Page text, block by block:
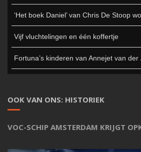
‘Het boek Daniel’ van Chris De Stoop
Vijf vluchtelingen en één koffertje
Fortuna’s kinderen van Annejet van der
OOK VAN ONS: HISTORIEK
VOC-SCHIP AMSTERDAM KRIJGT